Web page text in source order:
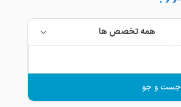
همه تخصص ها
جست و جو